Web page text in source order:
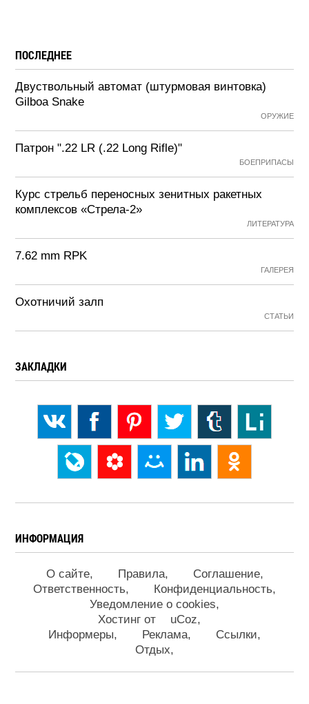
ПОСЛЕДНЕЕ
Двуствольный автомат (штурмовая винтовка)
Gilboa Snake
ОРУЖИЕ
Патрон ".22 LR (.22 Long Rifle)"
БОЕПРИПАСЫ
Курс стрельб переносных зенитных ракетных
комплексов «Стрела-2»
ЛИТЕРАТУРА
7.62 mm RPK
ГАЛЕРЕЯ
Охотничий залп
СТАТЬИ
ЗАКЛАДКИ
ИНФОРМАЦИЯ
О сайте Правила
Соглашение
Ответственность
Конфиденциальность
Уведомление о cookies
Хостинг от
uCoz
Информеры
Реклама
Ссылки
Отдых